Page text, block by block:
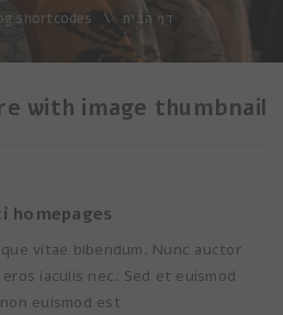
דף הבית \
shortcodes
with image thumbnail
homepages
vitae bibendum. Nunc auctor
iaculis nec. Sed et euismod
euismod est.